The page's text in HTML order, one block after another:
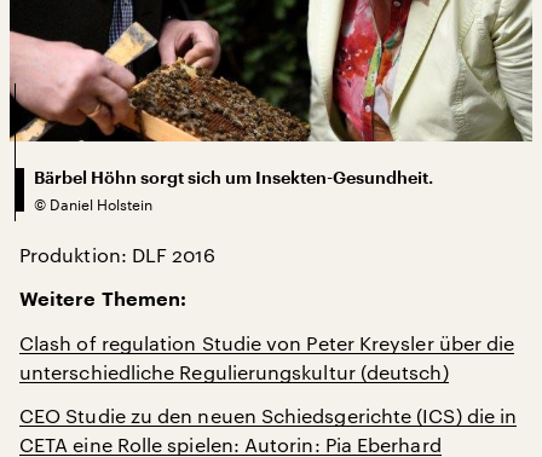
Bärbel Höhn sorgt sich um Insekten-Gesundheit.
© Daniel Holstein
Produktion: DLF 2016
Weitere Themen:
Clash of regulation Studie von Peter Kreysler über die
unterschiedliche Regulierungskultur (deutsch)
CEO Studie zu den neuen Schiedsgerichte (ICS) die in
CETA eine Rolle spielen: Autorin: Pia Eberhard